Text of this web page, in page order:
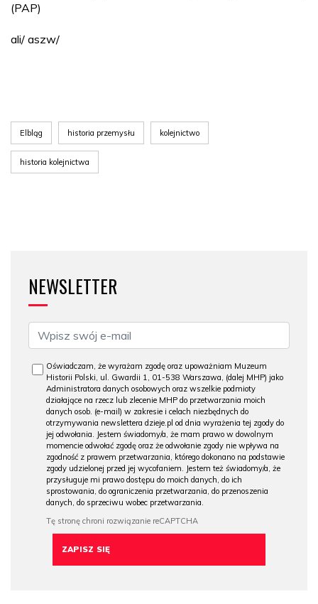
(PAP)
ali/ aszw/
Elbląg historia przemysłu kolejnictwo
historia kolejnictwa
NEWSLETTER
Oświadczam, że wyrażam zgodę oraz upoważniam Muzeum
Historii Polski, ul. Gwardii 1, 01-538 Warszawa, (dalej MHP) jako
Administratora danych osobowych oraz wszelkie podmioty
działające na rzecz lub zlecenie MHP do przetwarzania moich
danych osob. (e-mail) w zakresie i celach niezbędnych do
otrzymywania newslettera dzieje.pl od dnia wyrażenia tej zgody do
jej odwołania. Jestem świadomy/a, że mam prawo w dowolnym
momencie odwołać zgodę oraz że odwołanie zgody nie wpływa na
zgodność z prawem przetwarzania, którego dokonano na podstawie
zgody udzielonej przed jej wycofaniem. Jestem też świadomy/a, że
przysługuje mi prawo dostępu do moich danych, do ich
sprostowania, do ograniczenia przetwarzania, do przenoszenia
danych, do sprzeciwu wobec przetwarzania.